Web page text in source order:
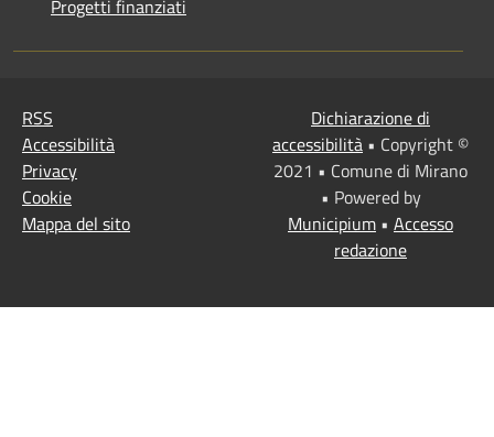
Progetti finanziati
RSS
Accessibilità
Privacy
Cookie
Mappa del sito
Dichiarazione di
accessibilità • Copyright ©
2021 • Comune di Mirano
• Powered by
Municipium • Accesso
redazione